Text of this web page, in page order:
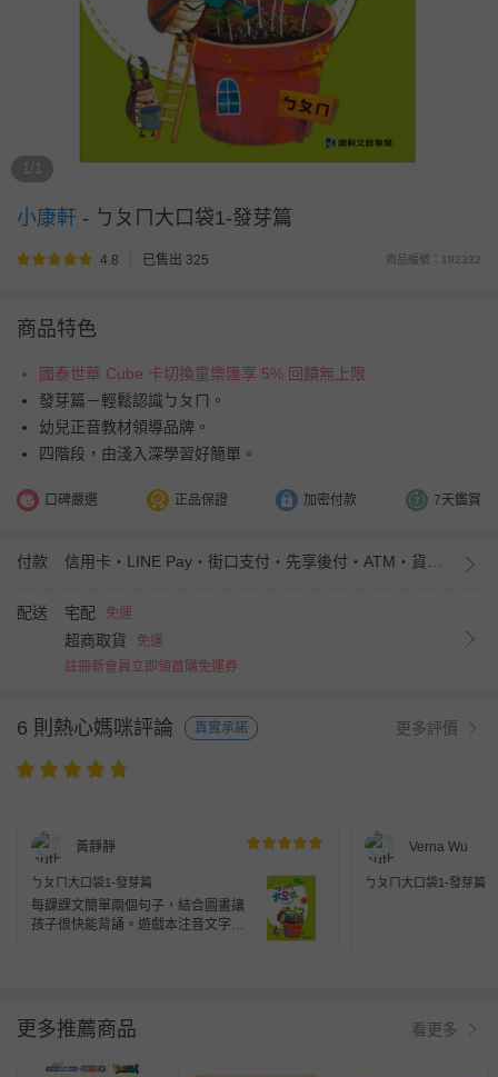
1/1
小康軒 - ㄅㄆㄇ大口袋1-發芽篇
4.8 已售出 325 商品編號：192332
商品特色
國泰世華 Cube 卡切換童樂匯享 5% 回饋無上限
發芽篇－輕鬆認識ㄅㄆㄇ。
幼兒正音教材領導品牌。
四階段，由淺入深學習好簡單。
口碑嚴選 正品保證 加密付款 7天鑑賞
付款
配送 宅配 免運
超商取貨
免運
註冊新會員立即領首購免運券
6 則熱心媽咪評論 真實承諾 更多評價
黃靜靜
ㄅㄆㄇ大口袋1-發芽篇
每課課文簡單兩個句子，結合圖畫讓
孩子很快能背誦。遊戲本注音文字大
Verna Wu
ㄅㄆㄇ大口袋1-發芽篇
更多推薦商品 看更多